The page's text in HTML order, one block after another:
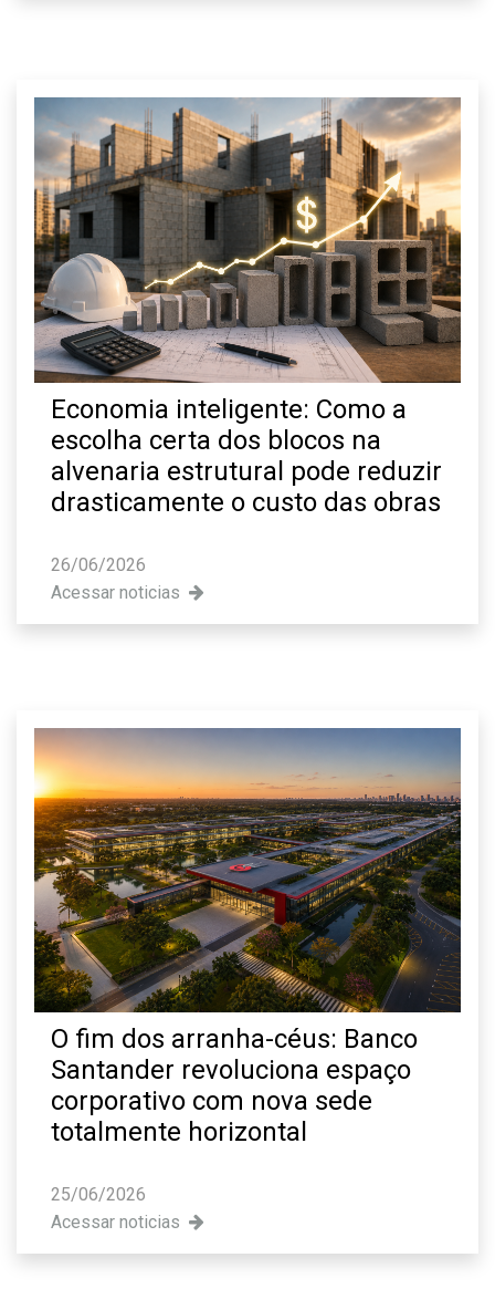
Economia inteligente: Como a
escolha certa dos blocos na
alvenaria estrutural pode reduzir
drasticamente o custo das obras
26/06/2026
Acessar noticias
O fim dos arranha-céus: Banco
Santander revoluciona espaço
corporativo com nova sede
totalmente horizontal
25/06/2026
Acessar noticias